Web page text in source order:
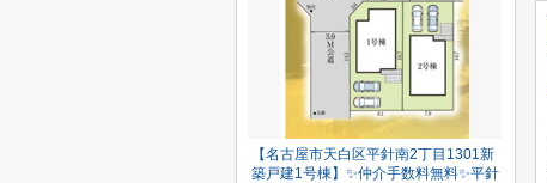
【名古屋市天白区平針南2丁目1301新
築戸建1号棟】✨️仲介手数料無料✨️平針